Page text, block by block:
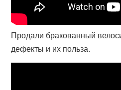
Продали бракованный
дефекты и их польза.